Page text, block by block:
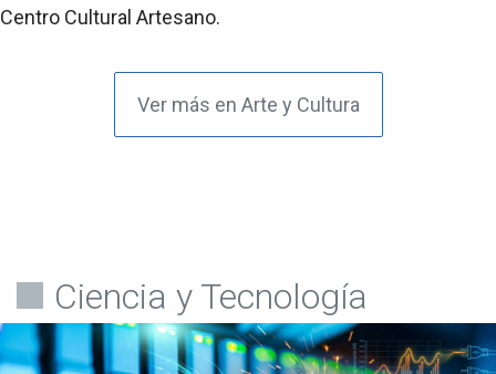
Centro Cultural Artesano.
Ver más en Arte y Cultura
Ciencia y Tecnología